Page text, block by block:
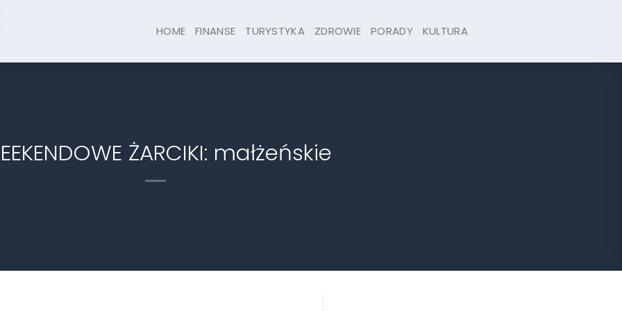
HOME FINANSE TURYSTYKA ZDROWIE PORADY KULTURA
ŻARCIKI: małżeńskie